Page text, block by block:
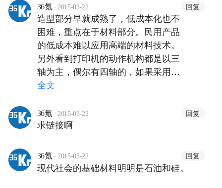
36氪 · 2015-03-22 回复
造型部分早就成熟了，低成本化也不
困难，重点在于材料部分。民用产品
的低成本难以应用高端的材料技术。
另外看到打印机的动作机构都是以三
轴为主，偶尔有四轴的，如果采用六
轴机构可以提高造型自由度，并联机
全文
36氪 · 2015-03-22 回复
求链接啊
36氪 · 2015-03-22 回复
现代社会的基础材料明明是石油和硅。